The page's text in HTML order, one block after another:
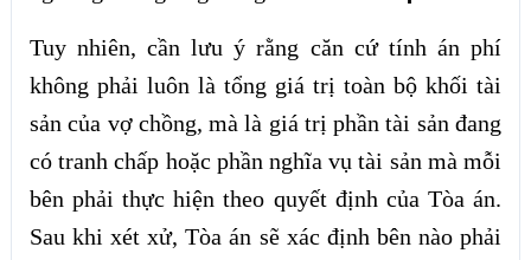
Tuy nhiên, cần lưu ý rằng căn cứ tính án phí
không phải luôn là tổng giá trị toàn bộ khối tài
sản của vợ chồng, mà là giá trị phần tài sản đang
có tranh chấp hoặc phần nghĩa vụ tài sản mà mỗi
bên phải thực hiện theo quyết định của Tòa án.
Sau khi xét xử, Tòa án sẽ xác định bên nào phải